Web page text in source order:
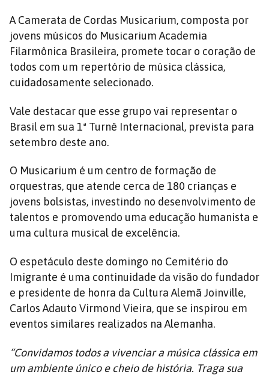
A Camerata de Cordas Musicarium, composta por
jovens músicos do Musicarium Academia
Filarmônica Brasileira, promete tocar o coração de
todos com um repertório de música clássica,
cuidadosamente selecionado.
Vale destacar que esse grupo vai representar o
Brasil em sua 1ª Turnê Internacional, prevista para
setembro deste ano.
O Musicarium é um centro de formação de
orquestras, que atende cerca de 180 crianças e
jovens bolsistas, investindo no desenvolvimento de
talentos e promovendo uma educação humanista e
uma cultura musical de excelência.
O espetáculo deste domingo no Cemitério do
Imigrante é uma continuidade da visão do fundador
e presidente de honra da Cultura Alemã Joinville,
Carlos Adauto Virmond Vieira, que se inspirou em
eventos similares realizados na Alemanha.
“Convidamos todos a vivenciar a música clássica em
um ambiente único e cheio de história. Traga sua